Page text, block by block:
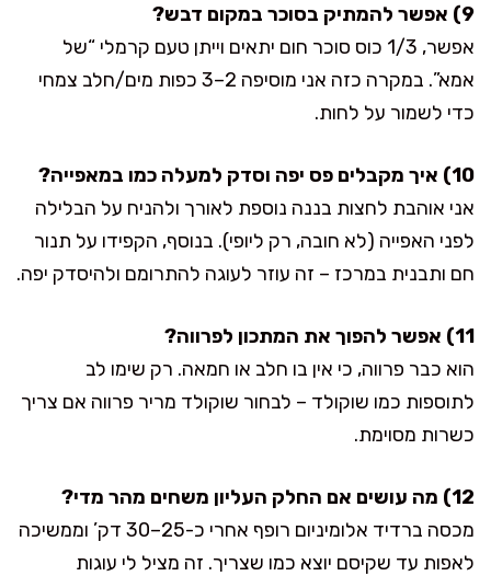
9) אפשר להמתיק בסוכר במקום דבש?
אפשר, 1/3 כוס סוכר חום יתאים וייתן טעם קרמלי “של
אמא”. במקרה כזה אני מוסיפה 2–3 כפות מים/חלב צמחי
כדי לשמור על לחות.
10) איך מקבלים פס יפה וסדק למעלה כמו במאפייה?
אני אוהבת לחצות בננה נוספת לאורך ולהניח על הבלילה
לפני האפייה (לא חובה, רק ליופי). בנוסף, הקפידו על תנור
חם ותבנית במרכז – זה עוזר לעוגה להתרומם ולהיסדק יפה.
11) אפשר להפוך את המתכון לפרווה?
הוא כבר פרווה, כי אין בו חלב או חמאה. רק שימו לב
לתוספות כמו שוקולד – לבחור שוקולד מריר פרווה אם צריך
כשרות מסוימת.
12) מה עושים אם החלק העליון משחים מהר מדי?
מכסה ברדיד אלומיניום רופף אחרי כ-25–30 דק’ וממשיכה
לאפות עד שקיסם יוצא כמו שצריך. זה מציל לי עוגות